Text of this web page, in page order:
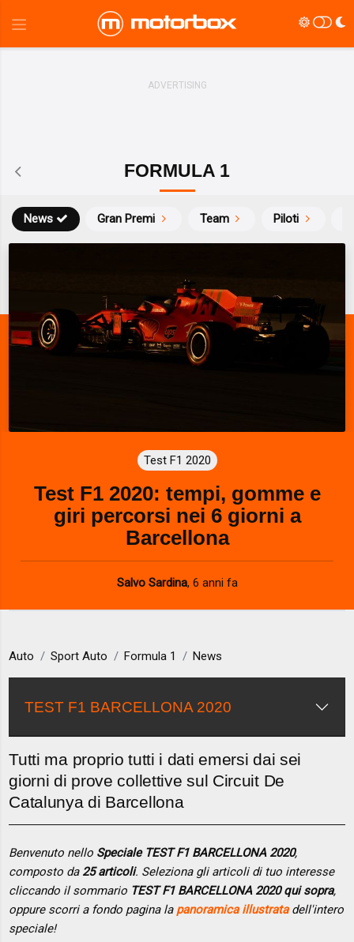
FORMULA 1
News Gran Premi Team Piloti
Test F1 2020
Test F1 2020: tempi, gomme e
giri percorsi nei 6 giorni a
Barcellona
Salvo Sardina, 6 anni fa
Auto Sport Auto Formula 1 News
TEST F1 BARCELLONA 2020
Tutti ma proprio tutti i dati emersi dai sei
giorni di prove collettive sul Circuit De
Catalunya di Barcellona
Benvenuto nello Speciale TEST F1 BARCELLONA 2020,
composto da 25 articoli. Seleziona gli articoli di tuo interesse
cliccando il sommario TEST F1 BARCELLONA 2020 qui sopra,
oppure scorri a fondo pagina la panoramica illustratadell'intero
speciale!